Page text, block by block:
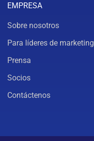
EMPRESA
Sobre nosotros
Para líderes de marketing
Prensa
Socios
Contáctenos